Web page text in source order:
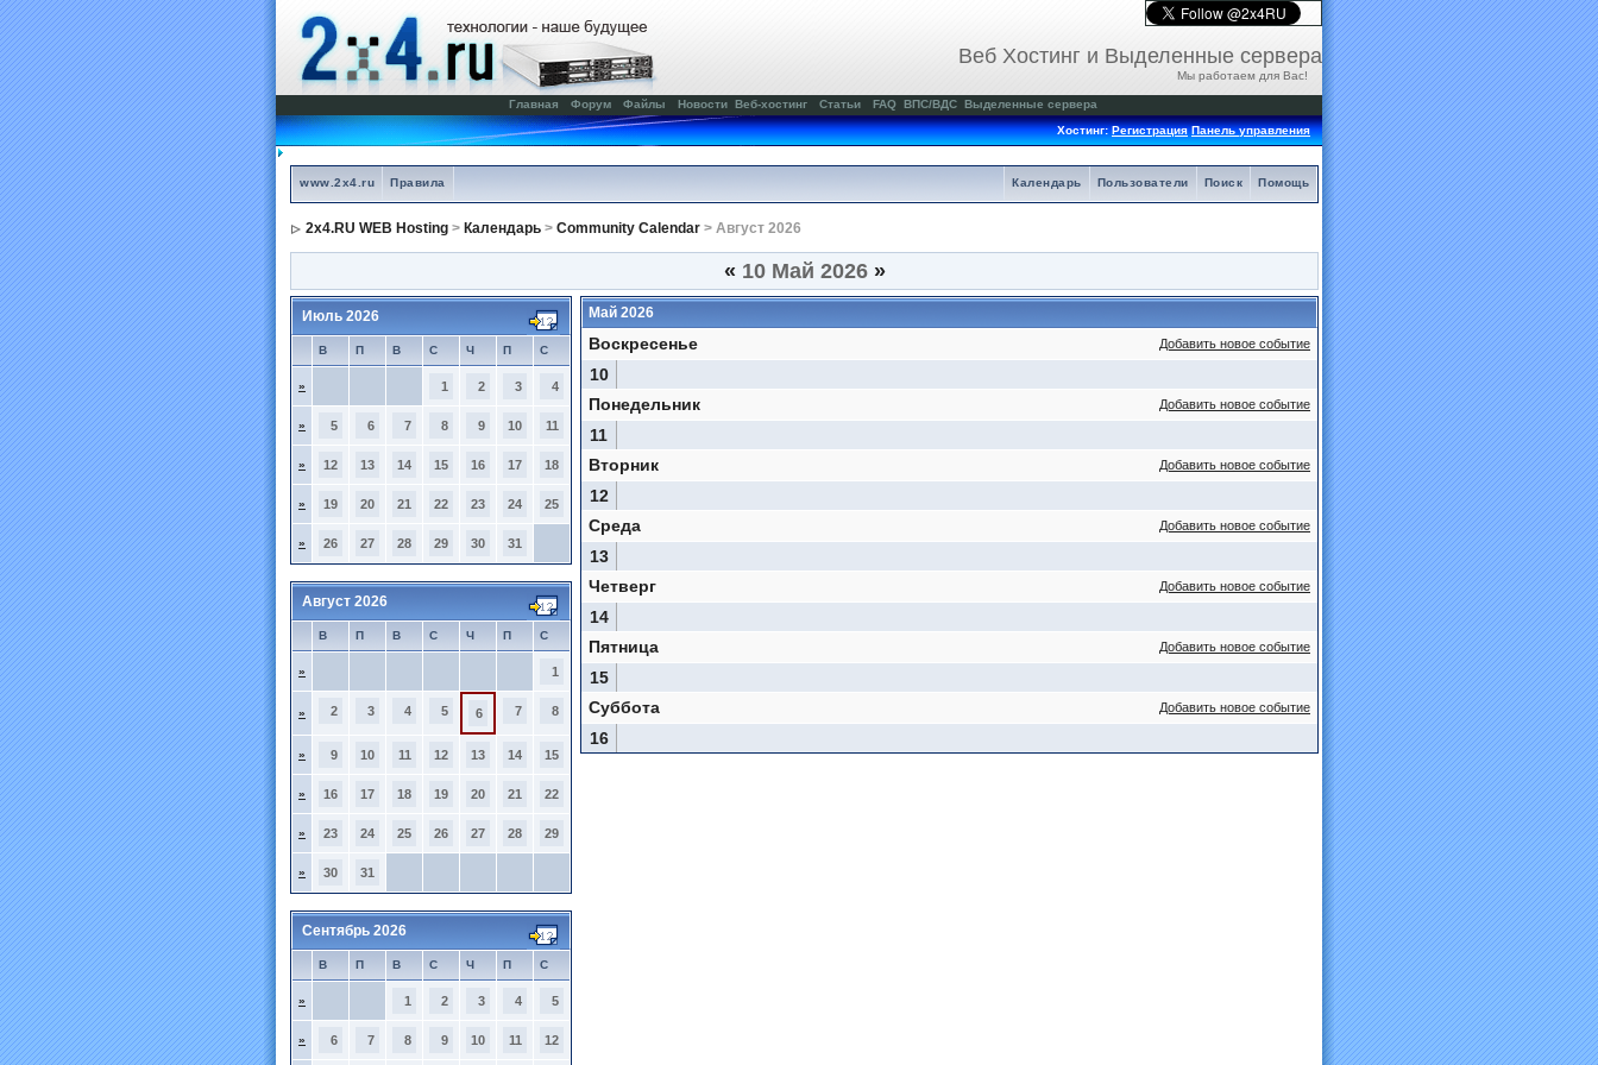
Веб Хостинг и Выделенные сервера
Мы работаем для Вас!
Главная Форум Файлы Новости Веб-хостинг Статьи FAQ ВПС/ВДС Выделенные сервера
Хостинг:Регистрация Панель управления
www.2x4.ru Правила Помощь
Поиск
Пользователи
Календарь
2x4.RU WEB Hosting > Календарь > Community Calendar > Август 2026
« 10 Май 2026 »
Июль 2026
В П В С Ч П С
» 1 2 3 4
» 5 6 7 8 9 10 11
» 12 13 14 15 16 17 18
» 19 20 21 22 23 24 25
» 26 27 28 29 30 31
Август 2026
В П В С Ч П С
» 1
» 2 3 4 5 6 7 8
» 9 10 11 12 13 14 15
» 16 17 18 19 20 21 22
» 23 24 25 26 27 28 29
» 30 31
Сентябрь 2026
В П В С Ч П С
» 1 2 3 4 5
» 6 7 8 9 10 11 12
Май 2026
Добавить новое событие
Воскресенье
10
Добавить новое событие
Понедельник
11
Добавить новое событие
Вторник
12
Добавить новое событие
Среда
13
Добавить новое событие
Четверг
14
Добавить новое событие
Пятница
15
Добавить новое событие
Суббота
16